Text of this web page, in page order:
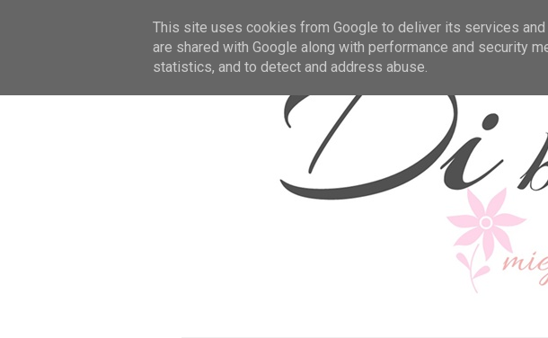
This site uses cookies from Google to deliver its services
are shared with Google along with performance and security
statistics, and to detect and address abuse.